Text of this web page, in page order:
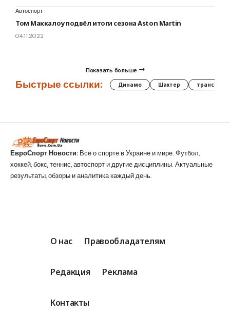
Автоспорт
Том Маккалоу подвёл итоги сезона Aston Martin
04.11.2022
Показать больше
Быстрые ссылки: Динамо Шахтер трансферы
ЕвроСпорт Новости: Всё о спорте в Украине и мире. Футбол,
хоккей, бокс, теннис, автоспорт и другие дисциплины. Актуальные
результаты, обзоры и аналитика каждый день.
О нас Правообладателям
Редакция Реклама
Контакты